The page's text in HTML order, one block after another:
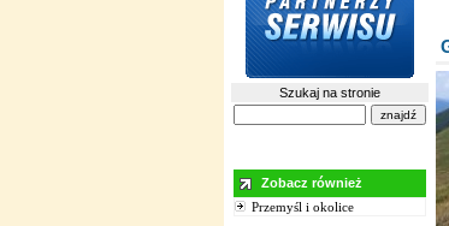
Szukaj na stronie
Zobacz również
Przemyśl i okolice